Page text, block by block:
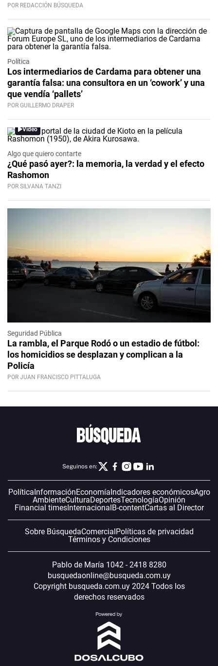
POR REDACCIÓN BÚSQUEDA
Política
Los intermediarios de Cardama para obtener una
garantía falsa: una consultora en un ‘cowork’ y una
que vendía ‘pallets’
POR GUILLERMO DRAPER
Video
Algo que quiero contarte
¿Qué pasó ayer?: la memoria, la verdad y el efecto
Rashomon
POR SILVANA TANZI
Seguridad Pública
La rambla, el Parque Rodó o un estadio de fútbol:
los homicidios se desplazan y complican a la
Policía
POR JUAN FRANCISCO PITTALUGA
Seguinos en:
PolíticaInformaciónEconomíaIndicadores económicosAgro
AmbienteCulturaDeportesTecnologíaOpinión
Financial timesInternacionalB-contentCartas al Director
Sobre BúsquedaComercialPolíticas de privacidad
Términos y Condiciones
Pablo de María 1042 - 2418 8280
busquedaonline@busqueda.com.uy
Copyright busqueda.com.uy 2024 Todos los
derechos reservados